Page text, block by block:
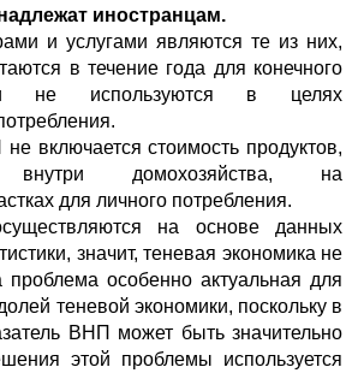
иностранцам.
и услугами являются те из них,
в течение года для конечного
и не используются в целях
включается стоимость продуктов,
внутри домохозяйства, на
для личного потребления.
на основе данных
значит, теневая экономика не
проблема особенно актуальная для
теневой экономики, поскольку в
ВНП может быть значительно
этой проблемы используется